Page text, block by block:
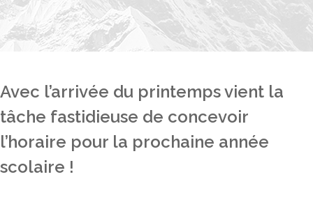
Avec l’arrivée du printemps vient la
tâche fastidieuse de concevoir
l’horaire pour la prochaine année
scolaire !